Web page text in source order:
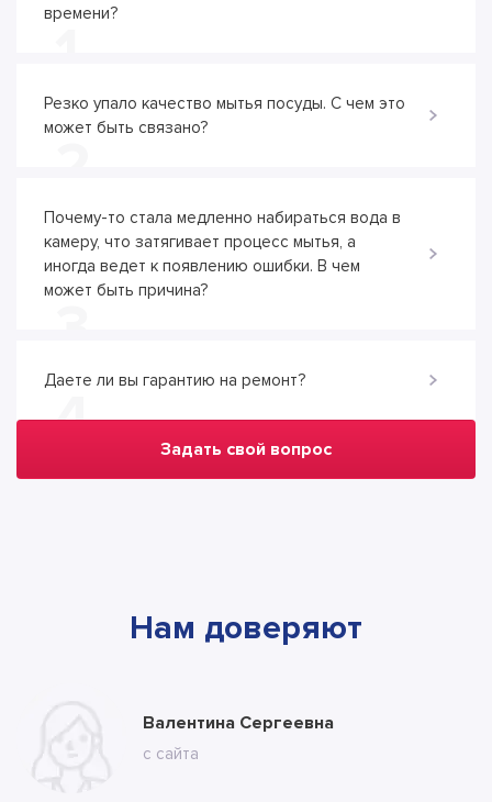
времени?
Резко упало качество мытья посуды. С чем это
может быть связано?
Почему-то стала медленно набираться вода в
камеру, что затягивает процесс мытья, а
иногда ведет к появлению ошибки. В чем
может быть причина?
Даете ли вы гарантию на ремонт?
4 Задать свой вопрос
Нам доверяют
Марина
с ВК
Валентина Сергеевна
с сайта
Владимир
с сайта